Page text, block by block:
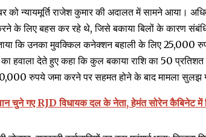
को न्यायमूर्ति राजेश कुमार की अदालत में सामने आया।
के लिए बहस कर रहे थे, जिसे बकाया बिलों के कारण
कि उनका मुवक्किल कनेक्शन बहाली के लिए 25,000
हवाला देते हुए कहा कि कुल बकाया राशि का 50
रुपये जमा करने पर सहमत होने के बाद मामला सुलझ
चुने गए RJD विधायक दल के नेता, हेमंत सोरेन कैबिनेट